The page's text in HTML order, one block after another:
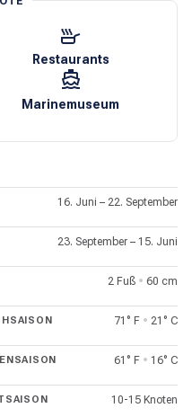
Kopfsteinpflastern von
auf Ihre Kosten kommen.
Sie zum Uhrenturm,
oder besuchen Sie nach
Tavernen und Cafés am
eine Handvoll eine
hat. Die Vielfalt und das Flair
lieben Sie die
und Resorts auf
von Tinos mit seinen
eine jahrtausendealte
Kykladen finden Sie
Restaurants
Marinemuseum
16. Juni – 22. September
23. September – 15. Juni
2 Fuß •60 cm
71° F •21° C
61° F • 16° C
10-15 Knoten